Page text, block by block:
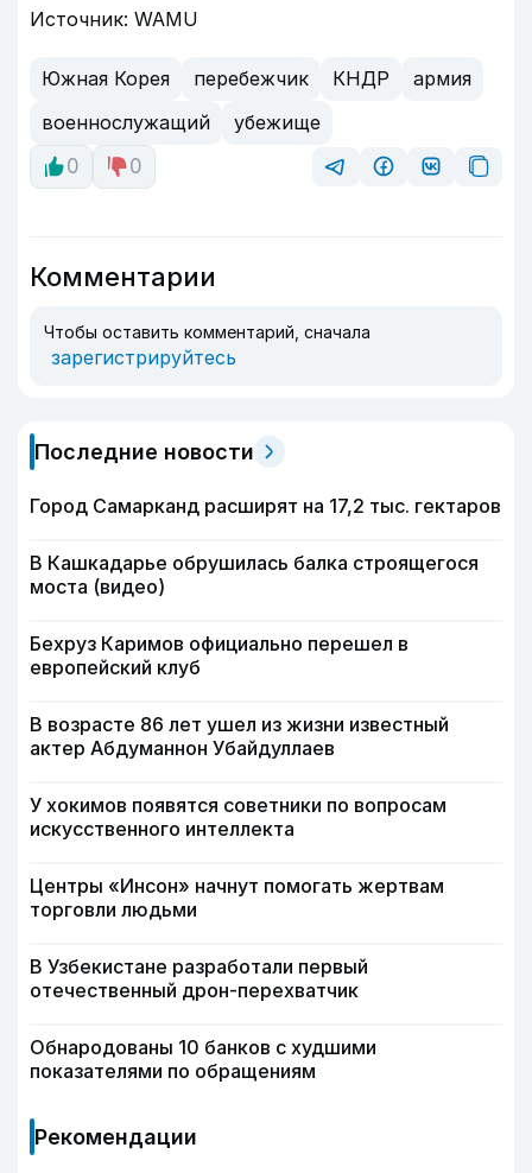
Источник: WAMU
Южная Корея перебежчик КНДР
армия
военнослужащий
убежище
0
0
Комментарии
Чтобы оставить комментарий, сначала
зарегистрируйтесь
Последние новости
Город Самарканд расширят на 17,2 тыс. гектаров
В Кашкадарье обрушилась балка строящегося
моста (видео)
Бехруз Каримов официально перешел в
европейский клуб
В возрасте 86 лет ушел из жизни известный
актер Абдуманнон Убайдуллаев
У хокимов появятся советники по вопросам
искусственного интеллекта
Центры «Инсон» начнут помогать жертвам
торговли людьми
В Узбекистане разработали первый
отечественный дрон-перехватчик
Обнародованы 10 банков с худшими
показателями по обращениям
Рекомендации